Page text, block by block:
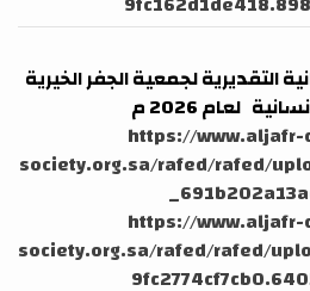
التقديرية لجمعية الجفر الخيرية
لعام 2026 م
https://
society.org.sa/rafed/rafed/
https://
society.org.sa/rafed/rafed/